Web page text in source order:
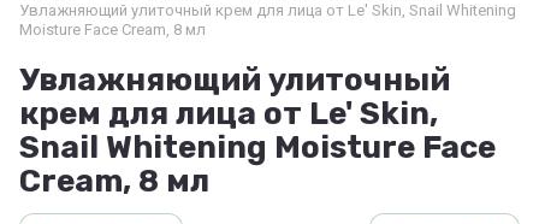
Увлажняющий улиточный крем для лица от Le' Skin, Snail Whitening
Moisture Face Cream, 8 мл
Увлажняющий улиточный
крем для лица от Le' Skin,
Snail Whitening Moisture Face
Cream, 8 мл